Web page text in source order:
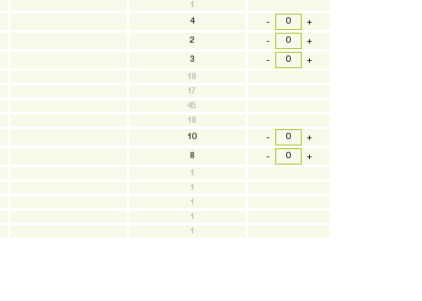
1
4 - +
2 - +
3 -
+
18
17
45
18
10 - +
8 -
+
1
1
1
1
1